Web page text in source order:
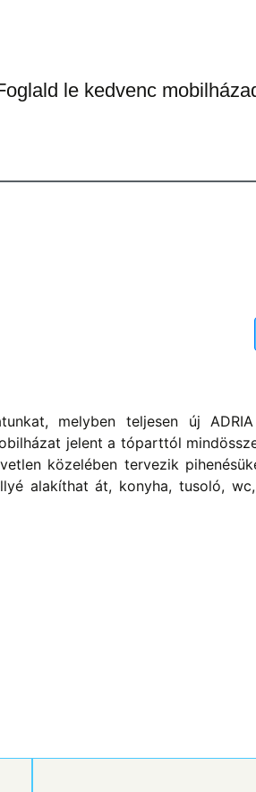
le kedvenc
melyben teljesen új
jelent a tóparttól
közelében tervezik
alakíthat át, konyha, tusoló,